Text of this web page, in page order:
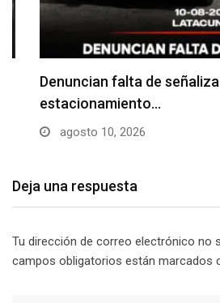
Denuncian falta de
estacionamiento…
agosto 10, 2026
Deja una respuesta
Tu dirección de correo electrónico no
campos obligatorios están marcados